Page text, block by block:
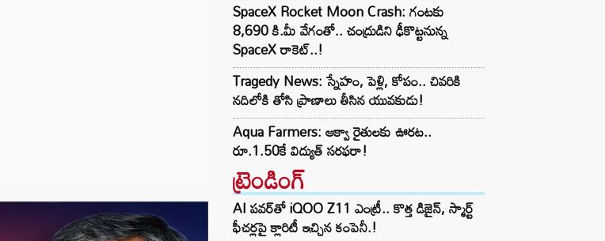
SpaceX Rocket Moon Crash: గంటకు
8,690 కి.మీ వేగంతో.. చంద్రుడిని ఢీకొట్టనున్న
SpaceX రాకెట్‌..!
Tragedy News: స్నేహం, పెళ్లి, కోపం.. చివరికి
నదిలోకి తోసి ప్రాణాలు తీసిన యువకుడు!
Aqua Farmers: ఆక్వా రైతులకు ఊరట..
రూ.1.50కే విద్యుత్‌ సరఫరా!
ట్రెండింగ్‌
AI పవర్‌తో iQOO Z11 ఎంట్రీ.. కొత్త డిజైన్, స్మార్ట్
ఫీచర్లపై క్లారిటీ ఇచ్చిన కంపెనీ.!